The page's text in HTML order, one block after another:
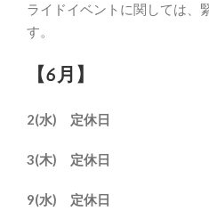
ライドイベントに関しては、
す。
【6月】
2(水) 定休日
3(木) 定休日
9(水) 定休日